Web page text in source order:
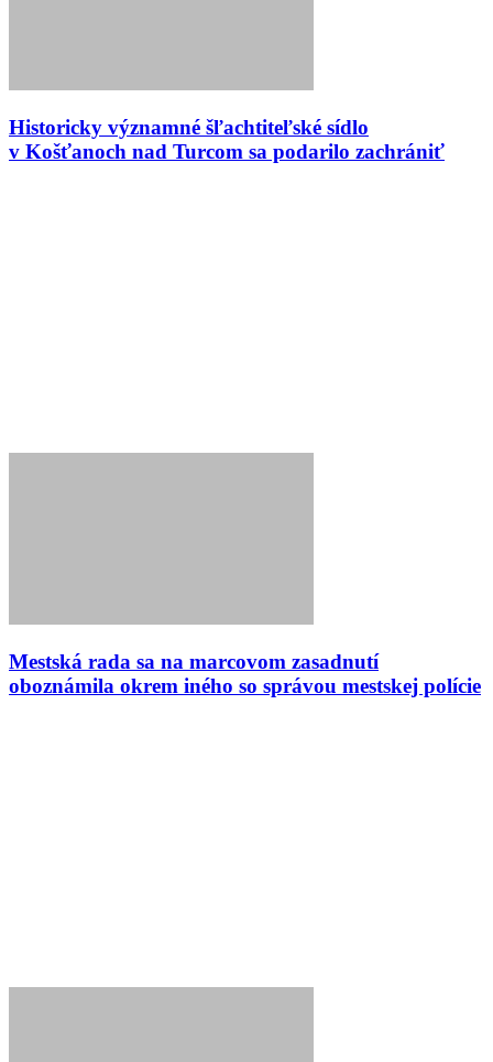
Historicky významné šľachtiteľské sídlo
v Košťanoch nad Turcom sa podarilo zachrániť
Mestská rada sa na marcovom zasadnutí
oboznámila okrem iného so správou mestskej polície